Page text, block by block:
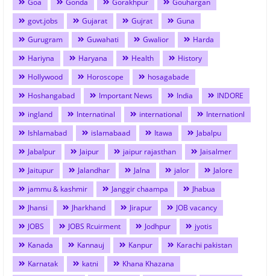
govt.jobs
Gujarat Gujrat
Guna
Gurugram
Guwahati Gwalior
Harda
Hariyna
Haryana Health
History
Hollywood
Horoscope
hosagabade
Hoshangabad
Important News India
INDORE
ingland
Internatinal international
Internationl
Ishlamabad
islamabaad Itawa
Jabalpu
Jabalpur
Jaipur jaipur rajasthan
Jaisalmer
Jaitupur
Jalandhar Jalna jalor
Jalore
jammu & kashmir
Janggir chaampa
Jhabua
Jhansi
Jharkhand Jirapur
JOB vacancy
JOBS
JOBS Rcuirment Jodhpur
jyotis
Kanada
Kannauj Kanpur
Karachi pakistan
Karnatak
katni
Khana Khazana